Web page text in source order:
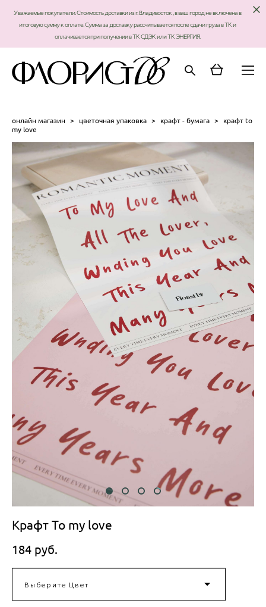
Уважаемые покупатели. Стоимость доставки из г. Владивосток , в ваш город не включена в
итоговую сумму к оплате. Сумма за доставку рассчитывается после сдачи груза в ТК и
оплачивается при получении в ТК СДЭК или ТК ЭНЕРГИЯ.
онлайн магазин > цветочная упаковка > крафт - бумага > крафт to
my love
Крафт To my love
184 pуб.
Выберите Цвет